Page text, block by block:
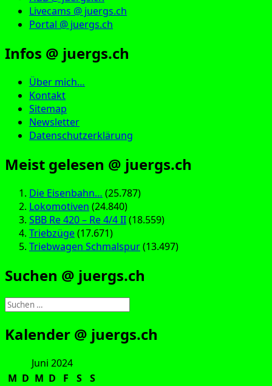
Livecams @ juergs.ch
Portal @ juergs.ch
Infos @ juergs.ch
Über mich…
Kontakt
Sitemap
Newsletter
Datenschutzerklärung
Meist gelesen @ juergs.ch
Die Eisenbahn… (25.787)
Lokomotiven (24.840)
SBB Re 420 – Re 4/4 II(18.559)
Triebzüge(17.671)
Triebwagen Schmalspur(13.497)
Suchen @ juergs.ch
Suchen
nach:
Kalender @ juergs.ch
Juni 2024
M D M D F S
S